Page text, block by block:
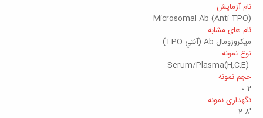
نام آزمایش
Microsomal Ab (Anti TPO)
نام های مشابه
ميكروزومال Ab (آنتي TPO)
نوع نمونه
حجم نمونه
0.2
نگهداری نمونه
'2-8